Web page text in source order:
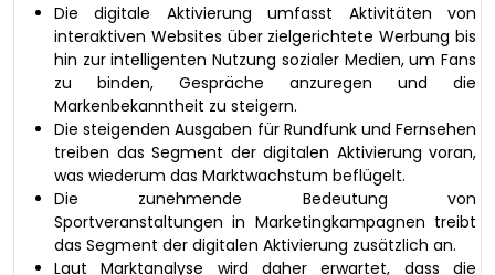
Die digitale Aktivierung umfasst Aktivitäten von
interaktiven Websites über zielgerichtete Werbung bis
hin zur intelligenten Nutzung sozialer Medien, um Fans
zu binden, Gespräche anzuregen und die
Markenbekanntheit zu steigern.
Die steigenden Ausgaben für Rundfunk und Fernsehen
treiben das Segment der digitalen Aktivierung voran,
was wiederum das Marktwachstum beflügelt.
Die zunehmende Bedeutung von
Sportveranstaltungen in Marketingkampagnen treibt
das Segment der digitalen Aktivierung zusätzlich an.
Laut Marktanalyse wird daher erwartet, dass die